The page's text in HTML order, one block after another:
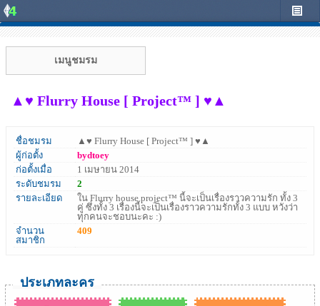
เมนูชมรม
▲♥ Flurry House [ Project™ ] ♥▲
ชื่อชมรม
▲♥ Flurry House [ Project™ ] ♥▲
ผู้ก่อตั้ง
bydtoey
ก่อตั้งเมื่อ
1 เมษายน 2014
ระดับชมรม
2
รายละเอียด
ใน Flurry house project™ นี้จะเป็นเรื่องราวความรัก ทั้ง 3
คู่ ซึ่งทั้ง 3 เรื่องนี้จะเป็นเรื่องราวความรักทั้ง 3 แบบ หวังว่า
ทุกคนจะชอบนะคะ :)
จำนวน
สมาชิก
409
ประเภทละคร